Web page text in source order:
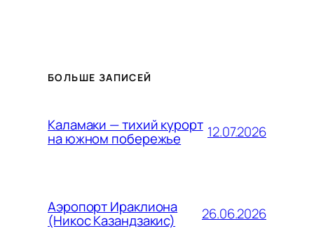
БОЛЬШЕ ЗАПИСЕЙ
Каламаки — тихий курорт
на южном побережье 12.07.2026
Аэропорт Ираклиона
(Никос Казандзакис) 26.06.2026